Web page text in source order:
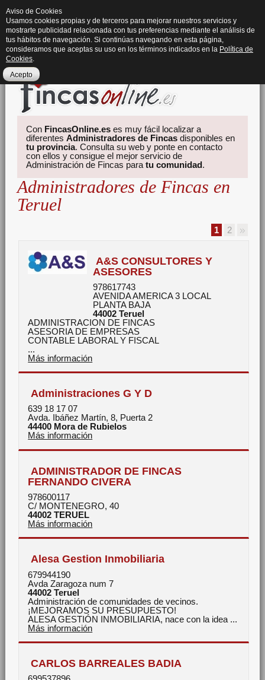
Con FincasOnline.es es muy fácil localizar a
diferentesAdministradores de Fincas disponibles en
tu provincia. Consulta su web y ponte en contacto
con ellos y consigue el mejor servicio de
Administración de Fincas paratu comunidad.
Administradores de Fincas en
Teruel
1 2
A&S CONSULTORES Y
ASESORES
978617743
AVENIDA AMERICA 3 LOCAL
PLANTA BAJA
44002 Teruel
ADMINISTRACION DE FINCAS
ASESORIA DE EMPRESAS
CONTABLE LABORAL Y FISCAL
...
Más información
Administraciones G Y D
639 18 17 07
Avda. Ibáñez Martín, 8, Puerta 2
44400 Mora de Rubielos
Más información
ADMINISTRADOR DE FINCAS
FERNANDO CIVERA
978600117
C/ MONTENEGRO, 40
44002 TERUEL
Más información
Alesa Gestion Inmobiliaria
679944190
Avda Zaragoza num 7
44002 Teruel
Administración de comunidades de vecinos.
¡MEJORAMOS SU PRESUPUESTO!
ALESA GESTIÓN INMOBILIARIA, nace con la idea ...
Más información
CARLOS BARREALES BADIA
Aviso de Cookies
Usamos cookies propias y de terceros para mejorar nuestros servicios y
mostrarte publicidad relacionada con tus preferencias mediante el análisis de
tus hábitos de navegación. Si continúas navegando en esta página,
consideramos que aceptas su uso en los términos indicados en la Política de
Cookies.
Acepto